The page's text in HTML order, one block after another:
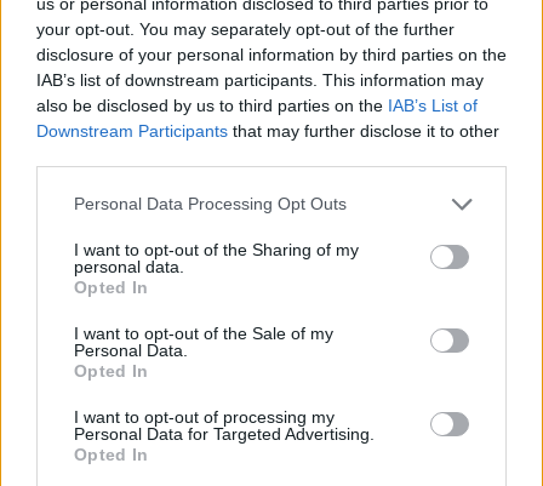
your opt-out. You may separately opt-out of the further
disclosure of your personal information by third parties on the
IAB’s list of downstream participants. This information may
also be disclosed by us to third parties on the IAB’s List of
Downstream Participants that may further disclose it to other
Personal Data Processing Opt Outs
I want to opt-out of the Sharing of my
personal data.
Opted In
I want to opt-out of the Sale of my
Personal Data.
Opted In
I want to opt-out of processing my
Personal Data for Targeted Advertising.
Opted In
Staran luetuimmat
1